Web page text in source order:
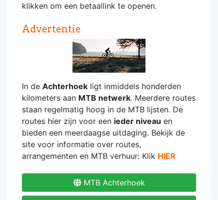
klikken om een betaallink te openen.
Advertentie
In de Achterhoek ligt inmiddels honderden
kilometers aan MTB netwerk. Meerdere routes
staan regelmatig hoog in de MTB lijsten. De
routes hier zijn voor een ieder niveau en
bieden een meerdaagse uitdaging. Bekijk de
site voor informatie over routes,
arrangementen en MTB verhuur: Klik HIER
MTB Achterhoek